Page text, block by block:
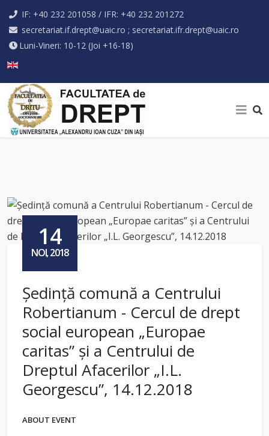
IF: +40 232 201058 / IFR: +40 232 201272
secretariat.if.drept@uaic.ro ; secretariat.ifr.drept@uaic.ro
Luni-Vineri: 10-12 (Joi +16-18)
14
NOI, 2018
Ședință comună a Centrului
Robertianum - Cercul de drept
social european „Europae
caritas” şi a Centrului de
Dreptul Afacerilor „I.L.
Georgescu”, 14.12.2018
ABOUT EVENT